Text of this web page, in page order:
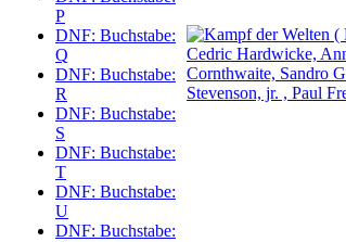
P
DNF: Buchstabe:
Q
DNF: Buchstabe:
R
DNF: Buchstabe:
S
DNF: Buchstabe:
T
DNF: Buchstabe:
U
DNF: Buchstabe: